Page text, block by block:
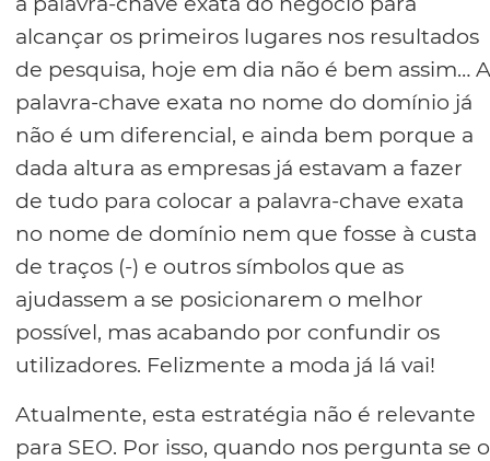
alcançar os primeiros lugares nos resultados
de pesquisa, hoje em dia não é bem assim… A
palavra-chave exata no nome do domínio já
não é um diferencial, e ainda bem porque a
dada altura as empresas já estavam a fazer
de tudo para colocar a palavra-chave exata
no nome de domínio nem que fosse à custa
de traços (-) e outros símbolos que as
ajudassem a se posicionarem o melhor
possível, mas acabando por confundir os
utilizadores. Felizmente a moda já lá vai!
Atualmente, esta estratégia não é relevante
para SEO. Por isso, quando nos pergunta se o